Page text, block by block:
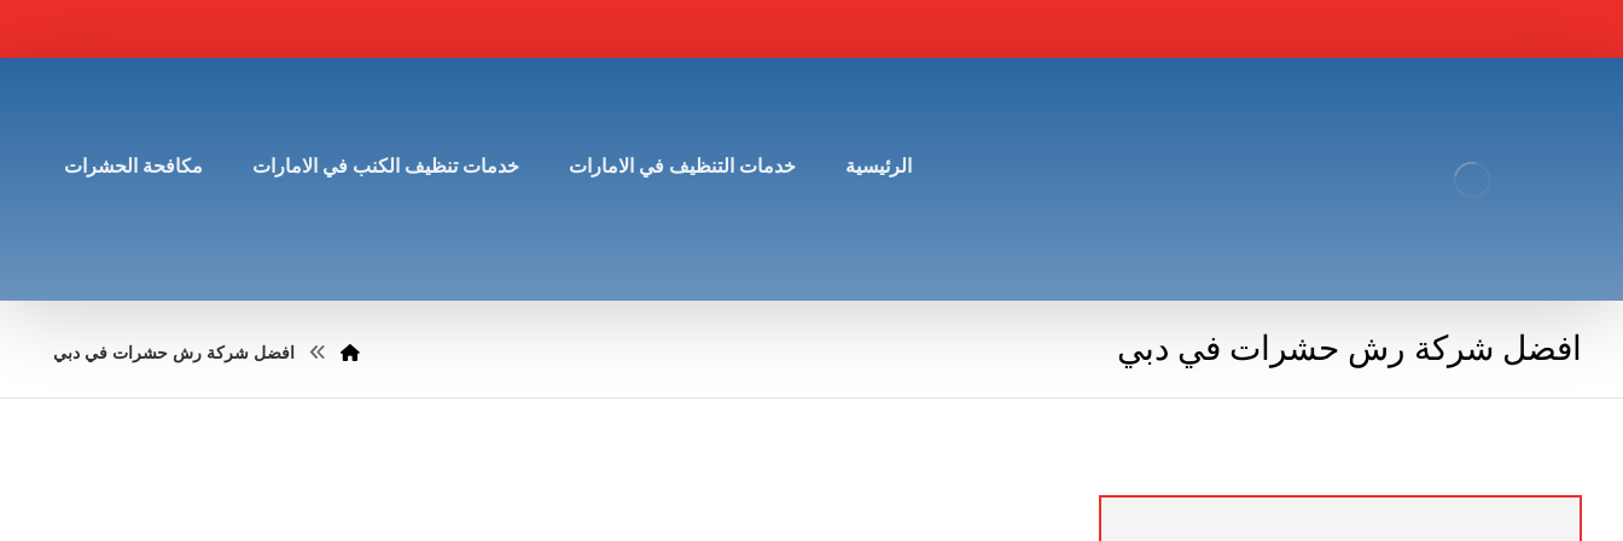
الرئيسية خدمات التنظيف في الامارات خدمات تنظيف الكنب في الامارات مكافحة الحشرات
افضل شركة رش حشرات في دبي افضل شركة رش حشرات في دبي